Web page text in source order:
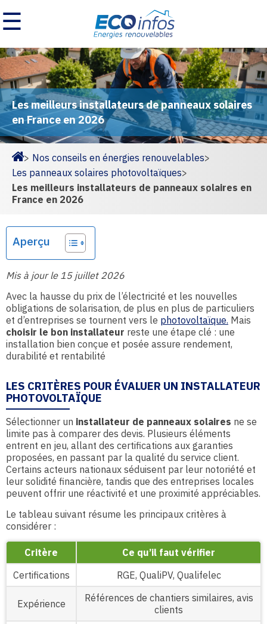
☰
Les meilleurs installateurs de panneaux solaires
en France en 2026
Homepage
> Nos conseils en énergies renouvelables>
Les panneaux solaires photovoltaïques>
Les meilleurs installateurs de panneaux solaires en
France en 2026
Aperçu
Mis à jour le 15 juillet 2026
Avec la hausse du prix de l’électricité et les nouvelles
obligations de solarisation, de plus en plus de particuliers
et d’entreprises se tournent vers le photovoltaïque. Mais
choisir le bon installateur reste une étape clé : une
installation bien conçue et posée assure rendement,
durabilité et rentabilité
LES CRITÈRES POUR ÉVALUER UN INSTALLATEUR
PHOTOVOLTAÏQUE
Sélectionner un installateur de panneaux solaires ne se
limite pas à comparer des devis. Plusieurs éléments
entrent en jeu, allant des certifications aux garanties
proposées, en passant par la qualité du service client.
Certains acteurs nationaux séduisent par leur notoriété et
leur solidité financière, tandis que des entreprises locales
peuvent offrir une réactivité et une proximité appréciables.
Le tableau suivant résume les principaux critères à
considérer :
Critère
Ce qu’il faut vérifier
Certifications
RGE, QualiPV, Qualifelec
Expérience
Références de chantiers similaires, avis
clients